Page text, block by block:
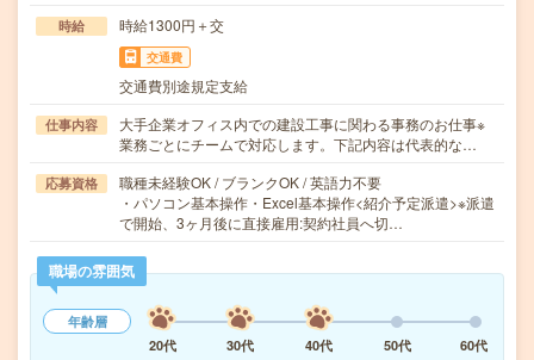
時給 時給1300円＋交
交通費
交通費別途規定支給
仕事内容
大手企業オフィス内での建設工事に関わる事務のお仕事※
業務ごとにチームで対応します。下記内容は代表的な…
応募資格
職種未経験OK / ブランクOK / 英語力不要
・パソコン基本操作・Excel基本操作<紹介予定派遣>※派遣
で開始、3ヶ月後に直接雇用:契約社員へ切…
職場の雰囲気
年齢層
20代
30代 40代 50代 60代